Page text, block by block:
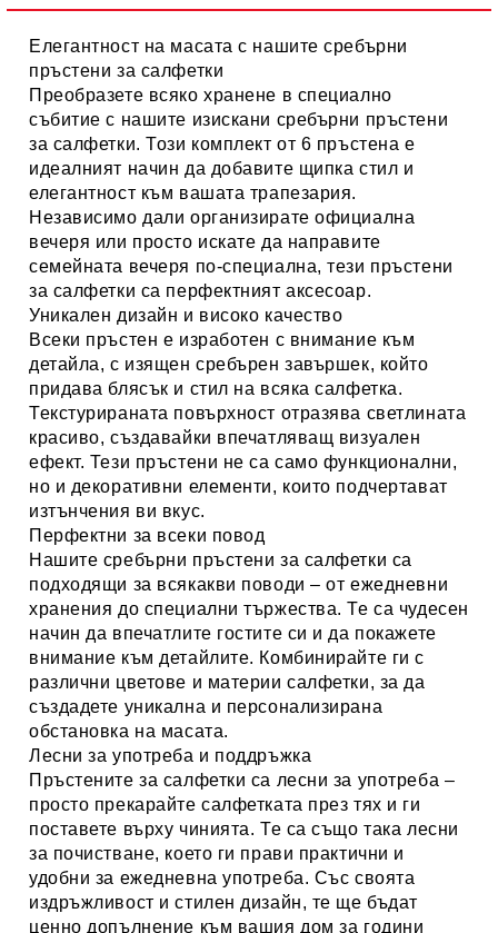
Елегантност на масата с нашите сребърни
пръстени за салфетки
Преобразете всяко хранене в специално
събитие с нашите изискани сребърни пръстени
за салфетки. Този комплект от 6 пръстена е
идеалният начин да добавите щипка стил и
елегантност към вашата трапезария.
Независимо дали организирате официална
вечеря или просто искате да направите
семейната вечеря по-специална, тези пръстени
за салфетки са перфектният аксесоар.
Уникален дизайн и високо качество
Всеки пръстен е изработен с внимание към
детайла, с изящен сребърен завършек, който
придава блясък и стил на всяка салфетка.
Текстурираната повърхност отразява светлината
красиво, създавайки впечатляващ визуален
ефект. Тези пръстени не са само функционални,
но и декоративни елементи, които подчертават
изтънчения ви вкус.
Перфектни за всеки повод
Нашите сребърни пръстени за салфетки са
подходящи за всякакви поводи – от ежедневни
хранения до специални тържества. Те са чудесен
начин да впечатлите гостите си и да покажете
внимание към детайлите. Комбинирайте ги с
различни цветове и материи салфетки, за да
създадете уникална и персонализирана
обстановка на масата.
Лесни за употреба и поддръжка
Пръстените за салфетки са лесни за употреба –
просто прекарайте салфетката през тях и ги
поставете върху чинията. Те са също така лесни
за почистване, което ги прави практични и
удобни за ежедневна употреба. Със своята
издръжливост и стилен дизайн, те ще бъдат
ценно допълнение към вашия дом за години